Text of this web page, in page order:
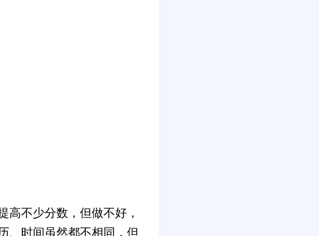
不少分数，但做不好，
、时间虽然都不相同，但